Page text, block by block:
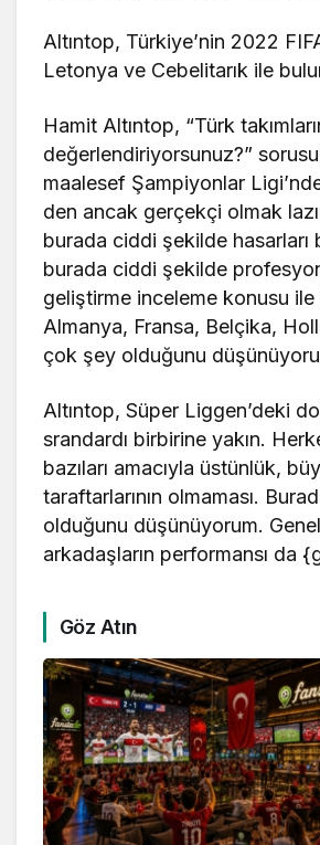
Altıntop, Türkiye’nin 2022
Letonya ve Cebelitarık ile
Hamit Altıntop, “Türk
değerlendiriyorsunuz?”
maalesef Şampiyonlar
den ancak gerçekçi olmak
burada ciddi şekilde hasarları
burada ciddi şekilde
geliştirme inceleme konusu
Almanya, Fransa, Belçika,
çok şey olduğunu
Altıntop, Süper Liggen’deki
srandardı birbirine yakın.
bazıları amacıyla üstünlük,
taraftarlarının olmaması.
olduğunu düşünüyorum. Genel
arkadaşların performansı da
Göz Atın